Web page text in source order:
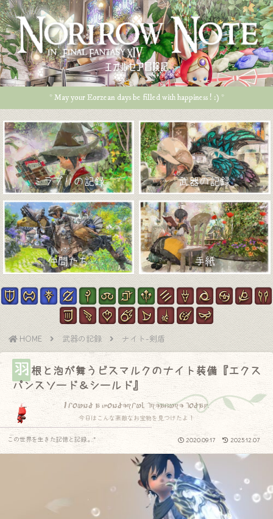
エオルゼア冒険記
* May your Eorzean days be filled with happiness ! :) *
ミラプリの記録 武器の記録
仲間たち 手紙
HOME 武器の記録 ナイト-剣盾
羽 根と泡が舞うビスマルクのナイト装備『エクス
パンスソード＆シールド』
I found a wonderful treasure today.
今日はこんな素敵なお宝物を見つけたよ！
2020.09.17 2025.12.07
この世界を生きた記憶と記録.｡.:*